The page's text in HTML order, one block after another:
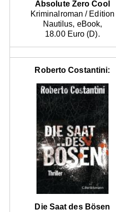
Absolute Zero Cool
Kriminalroman / Edition
Nautilus, eBook,
18.00 Euro (D).
Roberto Costantini:
Die Saat des Bösen